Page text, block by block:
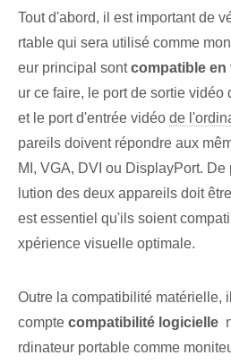
Tout d'abord, il est important de
rtable qui sera utilisé comme
eur principal sontcompatible en
ur ce faire, le port de sortie vidéo⁢
et le port d'entrée vidéo de
pareils doivent répondre aux
MI, VGA, DVI ou DisplayPort.
lution des deux appareils doit
est essentiel qu'ils soient
xpérience visuelle optimale.
Outre la compatibilité matérielle,
compte compatibilité logicielle
rdinateur portable comme